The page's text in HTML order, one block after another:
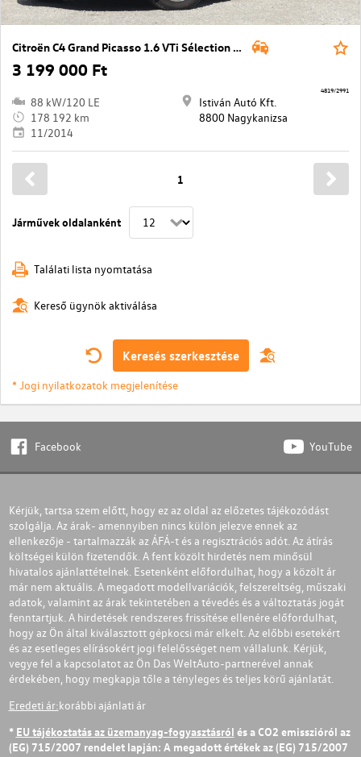
Citroën C4 Grand Picasso 1.6 VTi Sélection (7 sz.)
3 199 000 Ft
88 kW/120 LE
178 192 km
11/2014
Istiván Autó Kft.
8800 Nagykanizsa
4819/2991
Járművek oldalanként
1
Találati lista nyomtatása
Kereső ügynök aktiválása
Keresés szerkesztése
* Jogi nyilatkozatok megjelenítése
Facebook YouTube
Kérjük, tartsa szem előtt, hogy ez az oldal az előzetes tájékozódást
szolgálja. Az árak- amennyiben nincs külön jelezve ennek az
ellenkezője - tartalmazzák az ÁFÁ-t és a regisztrációs adót. Az átírás
költségei külön fizetendők. A fent közölt hirdetés nem minősül
hivatalos ajánlattételnek. Esetenként előfordulhat, hogy a közölt ár
már nem aktuális. A megadott modellvariációk, felszereltség, műszaki
adatok, valamint az árak tekintetében a tévedés és a változtatás jogát
fenntartjuk. A hirdetések rendszeres frissítése ellenére előfordulhat,
hogy az Ön által kiválasztott gépkocsi már elkelt. Az előbbi esetekért
és az esetleges elírásokért jogi felelősséget nem vállalunk. Kérjük,
vegye fel a kapcsolatot az Ön Das WeltAuto-partnerével annak
érdekében, hogy megkapja tőle a tényleges és teljes körű ajánlatát.
Eredeti ár:korábbi ajánlati ár
* EU tájékoztatás az üzemanyag-fogyasztásról és a CO2 emisszióról az
(EG) 715/2007 rendelet lapján: A megadott értékek az (EG) 715/2007